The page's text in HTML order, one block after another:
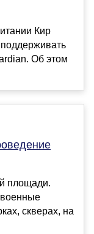
Кир
Об этом
площади.
скверах, на